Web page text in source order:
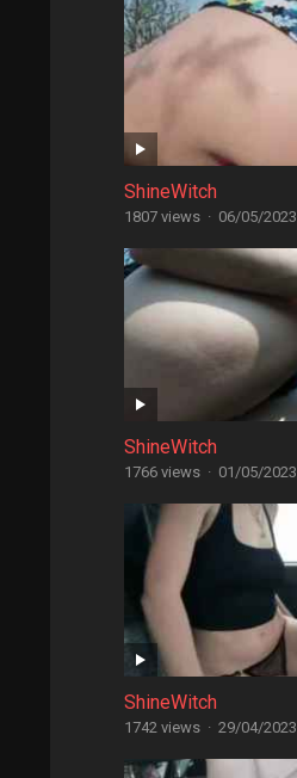
ShineWitch
1807 views · 06/05/2023
ShineWitch
1766 views · 01/05/2023
ShineWitch
1742 views · 29/04/2023